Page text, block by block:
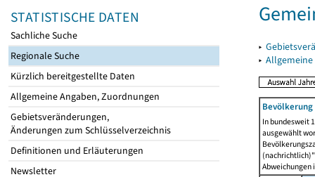
STATISTISCHE DATEN
Sachliche Suche
Regionale Suche
Kürzlich bereitgestellte Daten
Allgemeine Angaben, Zuordnungen
Gebietsveränderungen,
Änderungen zum Schlüsselverzeichnis
Definitionen und Erläuterungen
Newsletter
▸
▸
In bundesweit
ausgewählt
Abweichungen